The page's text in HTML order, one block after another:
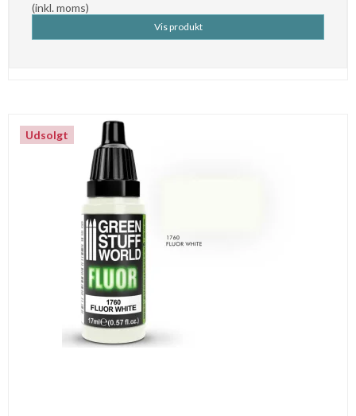
(inkl. moms)
Vis produkt
Udsolgt